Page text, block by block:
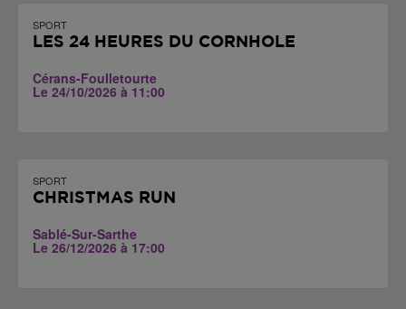
SPORT
LES 24 HEURES DU CORNHOLE
Cérans-Foulletourte
Le 24/10/2026 à 11:00
SPORT
CHRISTMAS RUN
Sablé-Sur-Sarthe
Le 26/12/2026 à 17:00